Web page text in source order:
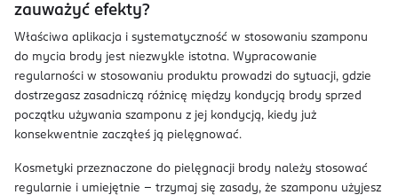
zauważyć efekty?
Właściwa aplikacja i systematyczność w stosowaniu szamponu
do mycia brody jest niezwykle istotna. Wypracowanie
regularności w stosowaniu produktu prowadzi do sytuacji, gdzie
dostrzegasz zasadniczą różnicę między kondycją brody sprzed
początku używania szamponu z jej kondycją, kiedy już
konsekwentnie zacząłeś ją pielęgnować.
Kosmetyki przeznaczone do pielęgnacji brody należy stosować
regularnie i umiejętnie – trzymaj się zasady, że szamponu użyjesz